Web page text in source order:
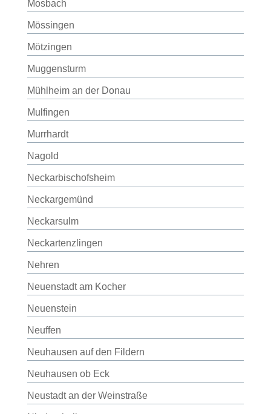
Mosbach
Mössingen
Mötzingen
Muggensturm
Mühlheim an der Donau
Mulfingen
Murrhardt
Nagold
Neckarbischofsheim
Neckargemünd
Neckarsulm
Neckartenzlingen
Nehren
Neuenstadt am Kocher
Neuenstein
Neuffen
Neuhausen auf den Fildern
Neuhausen ob Eck
Neustadt an der Weinstraße